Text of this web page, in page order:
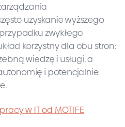
uzyskanie wyższego
zwykłego
korzystny dla obu stron:
wiedzę i usługi, a
i potencjalnie
w IT od MOTIFE